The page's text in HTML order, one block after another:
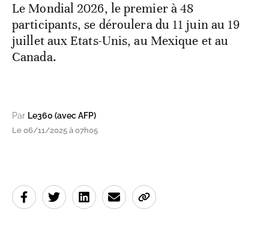
Le Mondial 2026, le premier à 48
participants, se déroulera du 11 juin au 19
juillet aux Etats-Unis, au Mexique et au
Canada.
Par Le360 (avec AFP)
Le 06/11/2025 à 07h05